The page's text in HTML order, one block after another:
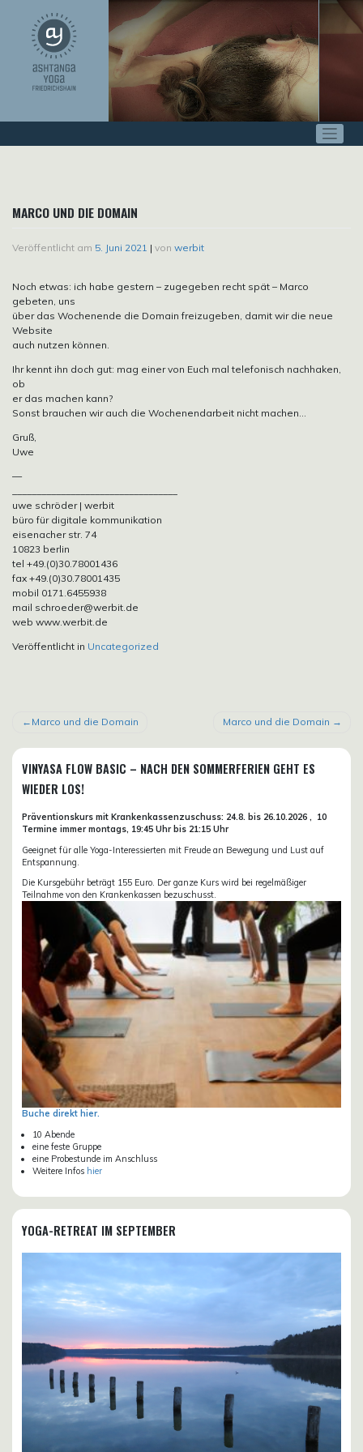
springen
MARCO UND DIE DOMAIN
Veröffentlicht am 5. Juni 2021 | von werbit
Noch etwas: ich habe gestern – zugegeben recht spät – Marco
gebeten, uns
über das Wochenende die Domain freizugeben, damit wir die neue
Website
auch nutzen können.
Ihr kennt ihn doch gut: mag einer von Euch mal telefonisch nachhaken,
ob
er das machen kann?
Sonst brauchen wir auch die Wochenendarbeit nicht machen…
Gruß,
Uwe
—
uwe schröder | werbit
büro für digitale kommunikation
eisenacher str. 74
10823 berlin
tel +49.(0)30.78001436
fax +49.(0)30.78001435
mobil 0171.6455938
mail schroeder@werbit.de
web www.werbit.de
Veröffentlicht in Uncategorized
BEITRAGSNAVIGATION
Marco und die Domain Marco und die Domain
VINYASA FLOW BASIC – NACH DEN SOMMERFERIEN GEHT ES
WIEDER LOS!
Präventionskurs mit Krankenkassenzuschuss: 24.8. bis 26.10.2026 , 10
Termine immer montags, 19:45 Uhr bis 21:15 Uhr
Geeignet für alle Yoga-Interessierten mit Freude an Bewegung und Lust auf
Entspannung.
Die Kursgebühr beträgt 155 Euro. Der ganze Kurs wird bei regelmäßiger
Teilnahme von den Krankenkassen bezuschusst.
Buche direkt hier.
10 Abende
eine feste Gruppe
eine Probestunde im Anschluss
Weitere Infos hier
YOGA-RETREAT IM SEPTEMBER